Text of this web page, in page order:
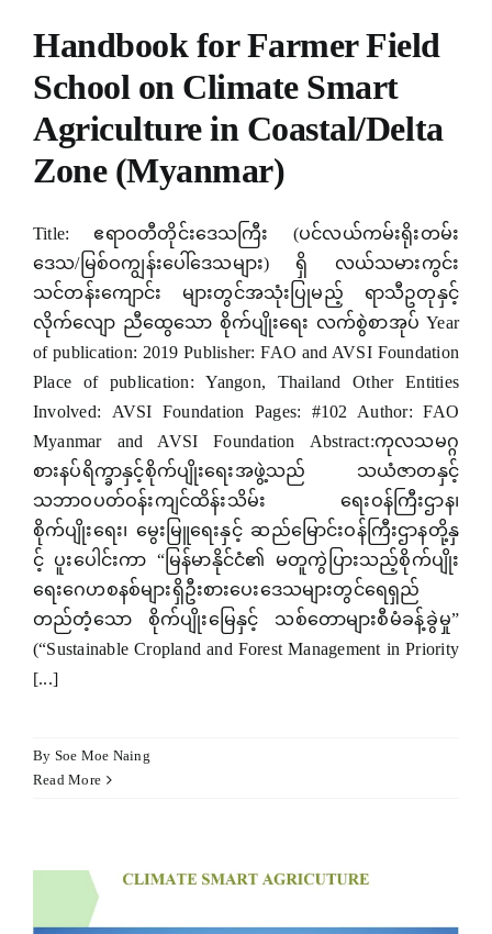
Handbook for Farmer Field
School on Climate Smart
Agriculture in Coastal/Delta
Zone (Myanmar)
Title: ဧရာဝတီတိုင်းဒေသကြီး (ပင်လယ်ကမ်းရိုးတမ်း
ဒေသ/မြစ်ဝကျွန်းပေါ်ဒေသများ) ရှိ လယ်သမားကွင်း
သင်တန်းကျောင်း များတွင်အသုံးပြုမည့် ရာသီဥတုနှင့်
လိုက်လျော ညီထွေသော စိုက်ပျိုးရေး လက်စွဲစာအုပ် Year
of publication: 2019 Publisher: FAO and AVSI Foundation
Place of publication: Yangon, Thailand Other Entities
Involved: AVSI Foundation Pages: #102 Author: FAO
Myanmar and AVSI Foundation Abstract:ကုလသမဂ္ဂ
စားနပ်ရိက္ခာနှင့်စိုက်ပျိုးရေးအဖွဲ့သည် သယံဇာတနှင့်
သဘာဝပတ်ဝန်းကျင်ထိန်းသိမ်း ရေးဝန်ကြီးဌာန၊
စိုက်ပျိုးရေး၊ မွေးမြူရေးနှင့် ဆည်မြောင်းဝန်ကြီးဌာနတို့နှ
င့် ပူးပေါင်းကာ “မြန်မာနိုင်ငံ၏ မတူကွဲပြားသည့်စိုက်ပျိုး
ရေးဂေဟစနစ်များရှိဦးစားပေးဒေသများတွင်ရေရှည်
တည်တံ့သော စိုက်ပျိုးမြေနှင့် သစ်တောများစီမံခန့်ခွဲမှု”
(“Sustainable Cropland and Forest Management in Priority
[...]
By Soe Moe Naing
Read More